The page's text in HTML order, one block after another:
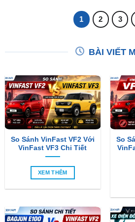
1 2 3
BÀI VIẾT
So Sánh VinFast VF2 Với
VinFast VF3 Chi Tiết
XEM THÊM
So